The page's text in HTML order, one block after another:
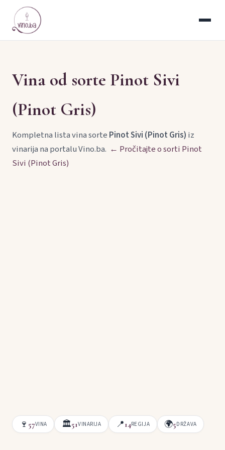
Vina od sorte Pinot Sivi
(Pinot Gris)
Kompletna lista vina sorte Pinot Sivi (Pinot Gris) iz
vinarija na portalu Vino.ba. ← Pročitajte o sorti Pinot
Sivi (Pinot Gris)
🍷 57VINA 🏛51VINARIJA 📍14REGIJA 🌍5DRŽAVA